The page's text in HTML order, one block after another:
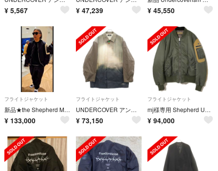
¥ 5,567 ¥ 47,239 ¥ 45,550
フライトジャケット
新品★the Shepherd MA-1 fragment undercover
¥ 133,000
フライトジャケット
UNDERCOVER アンダーカバー 25SS 総柄コットンギャバショートコート レザーボタン グレー/ホワイト UC1E4302
¥ 73,150
フライトジャケット
mj様専用 Shepherd UNDERCOVER FRAGMENT ma-1
¥ 94,000